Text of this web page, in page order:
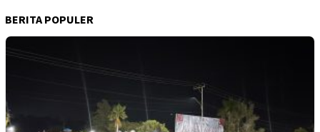
BERITA POPULER